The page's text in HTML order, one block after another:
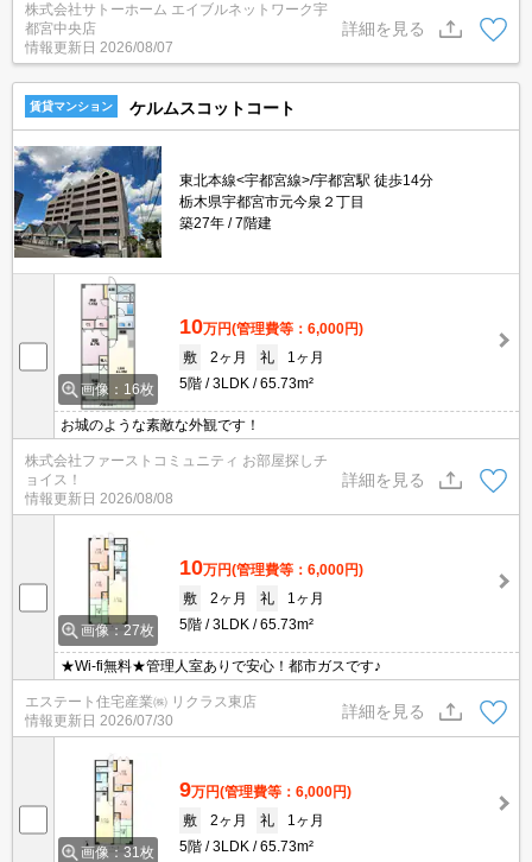
株式会社サトーホーム エイブルネットワーク宇
都宮中央店
情報更新日 2026/08/07
詳細を見る
賃貸マンション ケルムスコットコート
東北本線<宇都宮線>/宇都宮駅 徒歩14分
栃木県宇都宮市元今泉２丁目
築27年
7階建
画像：16枚
10万円(管理費等：6,000円)
敷
2ヶ月 礼
1ヶ月
5階
3LDK 65.73m²
お城のような素敵な外観です！
株式会社ファーストコミュニティ お部屋探しチ
ョイス！
情報更新日 2026/08/08
詳細を見る
画像：27枚
10万円(管理費等：6,000円)
敷
2ヶ月 礼
1ヶ月
5階
3LDK 65.73m²
★Wi-fi無料★管理人室ありで安心！都市ガスです♪
エステート住宅産業㈱ リクラス東店
情報更新日 2026/07/30
詳細を見る
画像：31枚
9万円(管理費等：6,000円)
敷
2ヶ月 礼
1ヶ月
5階
3LDK 65.73m²